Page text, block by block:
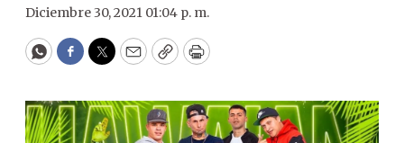
Diciembre 30, 2021 01:04 p. m.
WhatsApp
Facebook
Twitter
EmailCopyPrint